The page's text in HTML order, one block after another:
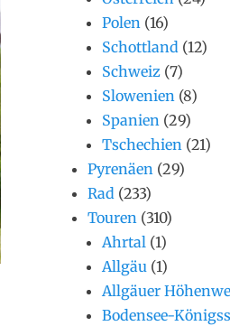
Polen (16)
Schottland (12)
Schweiz (7)
Slowenien (8)
Spanien (29)
Tschechien (21)
Pyrenäen (29)
Rad (233)
Touren (310)
Ahrtal (1)
Allgäu (1)
Allgäuer
Bodensee-